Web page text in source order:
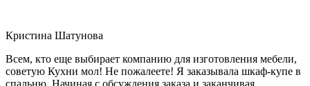
Кристина Шатунова
Всем, кто еще выбирает компанию для изготовления мебели,
советую Кухни мол! Не пожалеете! Я заказывала шкаф-купе в
спальню. Начиная с обсуждения заказа и заканчивая